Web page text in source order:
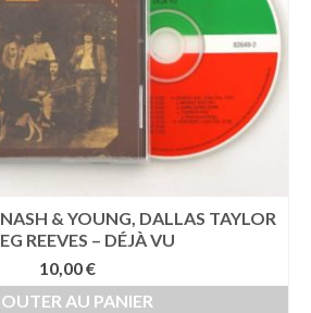
& YOUNG, DALLAS TAYLOR
REEVES – DÉJÀ VU
10,00€
AU PANIER